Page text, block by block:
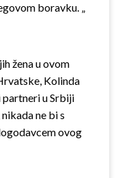
boravku. „
žena u ovom
Kolinda
partneri u Srbiji
ne bi s
ovog